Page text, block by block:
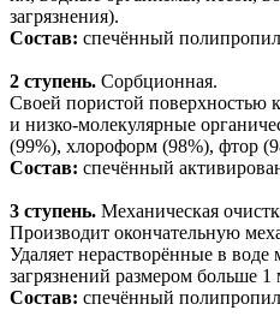
загрязнения).
Состав: спечённый
2 ступень. Сорбционная.
Своей пористой поверхностью
и низко-молекулярные
(99%), хлороформ (98%), фтор
Состав: спечённый
3 ступень. Механическая
Производит окончательную
Удаляет нерастворённые в
загрязнений размером больше 1
Состав: спечённый